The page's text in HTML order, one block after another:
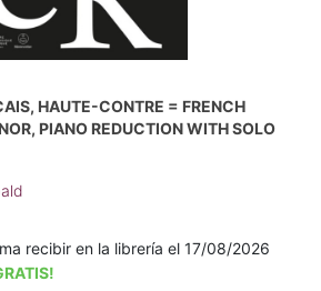
HAUTE-CONTRE = FRENCH
PIANO REDUCTION WITH SOLO
recibir en la librería el 17/08/2026